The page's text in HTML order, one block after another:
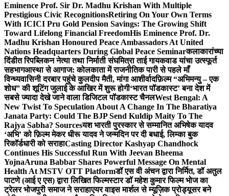
Eminence Prof. Sir Dr. Madhu Krishan With Multiple
Prestigious Civic RecognitionsRetiring On Your Own Terms
With ICICI Pru Gold Pension Savings: The Growing Shift
Toward Lifelong Financial FreedomHis Eminence Prof. Dr.
Madhu Krishan Honoured Peace Ambassadors At United
Nations Headquarters During Global Peace Seminarकलाकारांच्या
दिंडीत रिपब्लिकन नेत्या तथा निर्माती संघमित्रा ताई गायकवाड यांचा उत्स्फूर्त
सहभागआस्था से आगाज: कोलकाता में राजनीतिक पारी से पहले माँ
विन्ध्यवासिनी दरबार पहुंचे कुलदीप मैती, मांगा आशीर्वादफ़िल्म “अभिमन्यु – एक
शोध” की शूटिंग जुलाई के आखिर में शुरू होगी‘भारत पॉडकास्ट’ बना देश में
सबसे ज्यादा देखे जाने वाला डिजिटल पॉडकास्ट चैनलWest Bengal: A
New Twist To Speculation About A Change In The Bharatiya
Janata Party: Could The BJP Send Kuldip Maity To The
Rajya Sabha? Sourcesयश भारती पुरस्कार से सम्मानित अभिषेक यादव
‘अभि’ को फ़िल्म मेकर धीरू यादव ने जन्मदिन पर दी बधाई, लिम्का बुक
रिकॉर्डधारी को सराहाCasting Director Kashyap Chandhock
Continues His Successful Run With Jeevan Bheema
YojnaAruna Babbar Shares Powerful Message On Mental
Health At MSTV OTT Platformडॉ एस वी अंचन द्वारा निर्मित, डॉ अतुल
पाटणे (आई ए एस) द्वारा लिखित फिल्मस्टार डॉ महेश कुमार फिल्म भोज का
ट्रेलर भोजपुरी समाज ने सराहाएयर वाइस मार्शल से म्यूज़िक प्रोड्यूसर बने